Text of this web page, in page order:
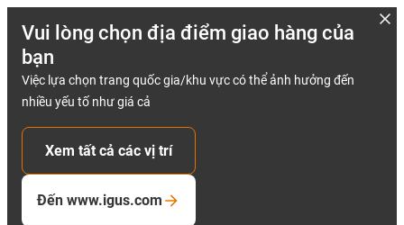
Vui lòng chọn địa điểm giao hàng của
bạn
Việc lựa chọn trang quốc gia/khu vực có thể ảnh hưởng đến
nhiều yếu tố như giá cả
Xem tất cả các vị trí
Đến www.igus.com